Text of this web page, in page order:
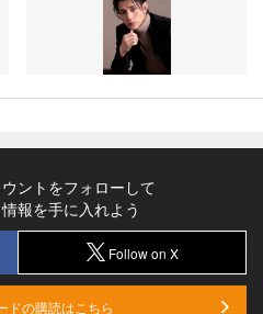
ントをフォローして
報を手に入れよう
Follow on X
ドの購読はこちら